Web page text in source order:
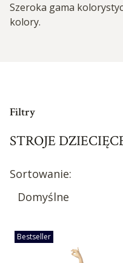
Szeroka gama
kolory.
Filtry
Koniec filtrów
STROJE
Lista produktów
Sortowanie:
Domyślne
Bestseller